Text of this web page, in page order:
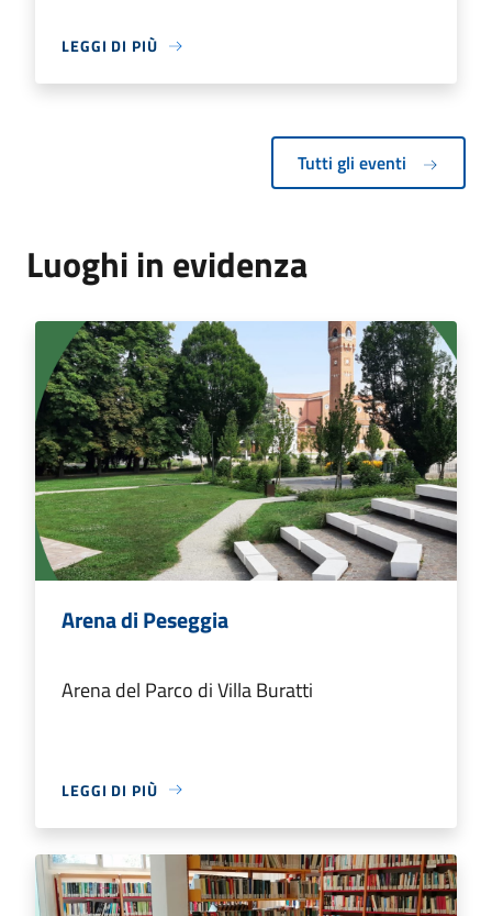
LEGGI DI PIÙ
Tutti gli eventi
Luoghi in evidenza
Arena di Peseggia
Arena del Parco di Villa Buratti
LEGGI DI PIÙ